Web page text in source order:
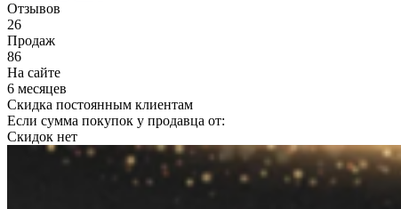
Отзывов
26
Продаж
86
На сайте
6 месяцев
Скидка постоянным клиентам
Если сумма покупок у продавца от:
Скидок нет